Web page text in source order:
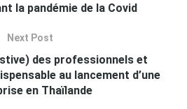
la pandémie de la Covid
Next Post
des professionnels et
au lancement d’une
en Thaïlande